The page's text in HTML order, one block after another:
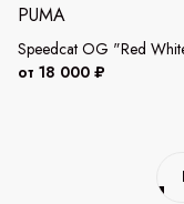
PUMA
Speedcat OG "Red
от 18 000 ₽